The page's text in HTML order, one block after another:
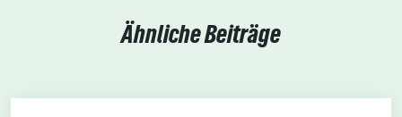
Ähnliche Beiträge